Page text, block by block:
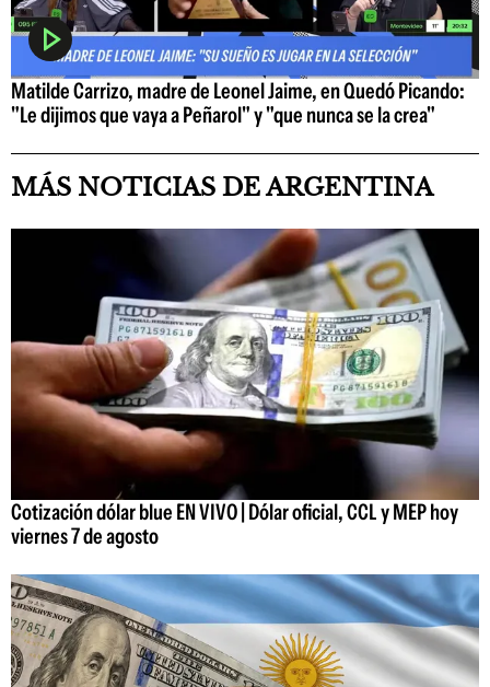
Matilde Carrizo, madre de Leonel Jaime, en Quedó Picando:
"Le dijimos que vaya a Peñarol" y "que nunca se la crea"
MÁS NOTICIAS DE ARGENTINA
Cotización dólar blue EN VIVO | Dólar oficial, CCL y MEP hoy
viernes 7 de agosto